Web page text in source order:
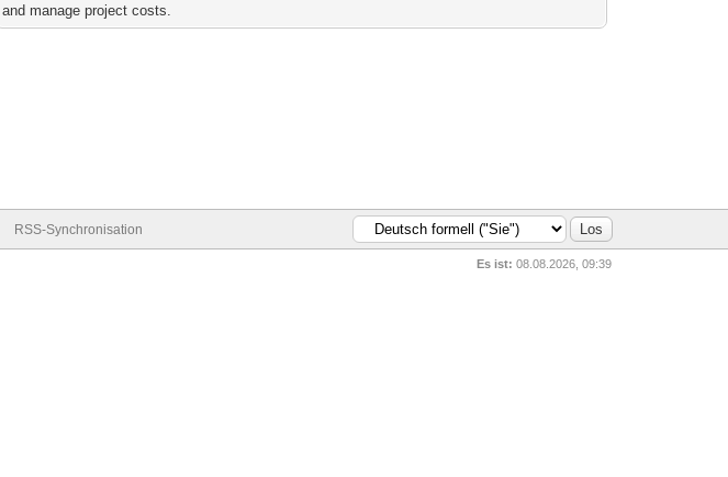
and manage project costs.
RSS-Synchronisation
Es ist: 08.08.2026, 09:39